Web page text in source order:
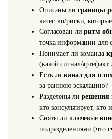
Описаны ли границы
качество/риски,
Согласован ли ритм
точка информации для
Понимает ли команда
(какой сигнал/артефакт
Есть ли канал для
за раннюю эскалацию?
Разделены ли решения
кто консультирует, кто
Сняты ли ключевые
подразделениями (что